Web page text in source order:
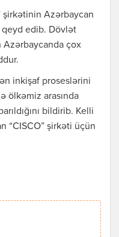
şirkətinin Azərbaycan
edib. Dövlət
Azərbaycanda çox
inkişaf proseslərini
ölkəmiz arasında
bildirib. Kelli
“CISCO” şirkəti üçün